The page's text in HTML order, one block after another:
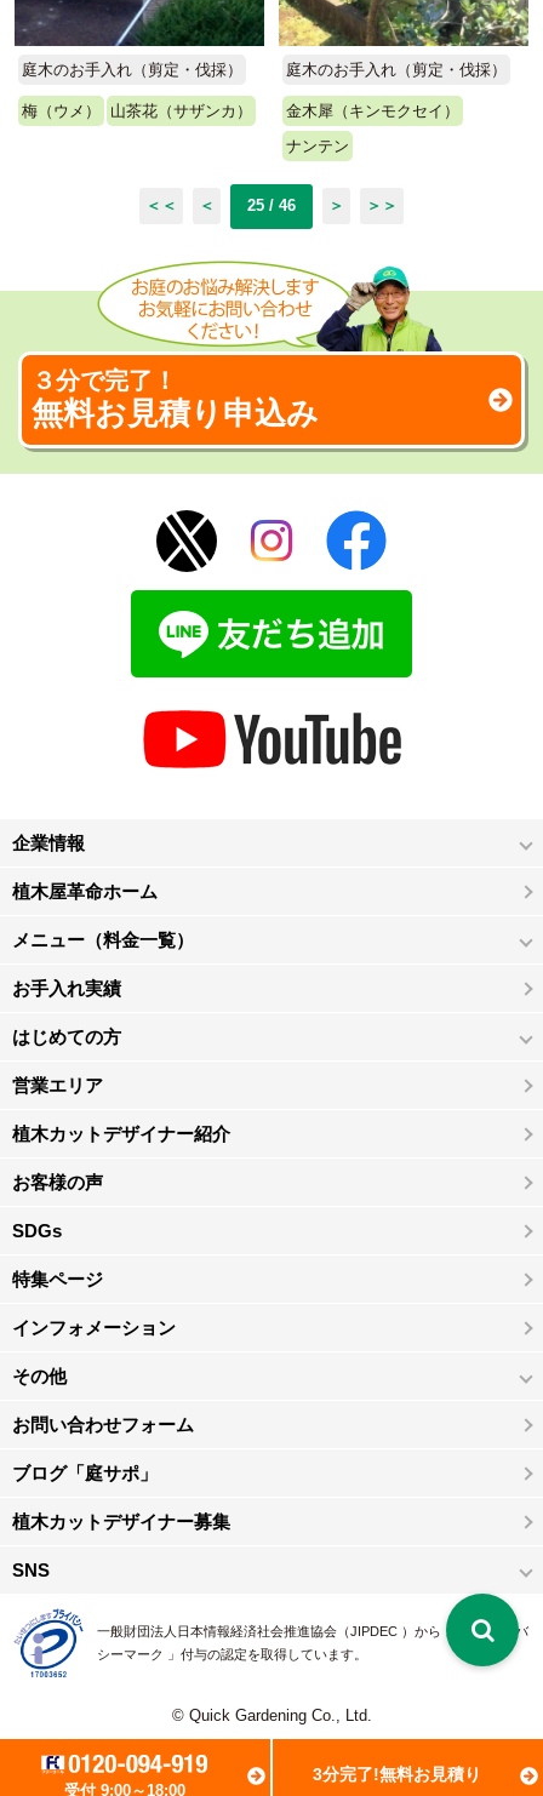
受付 9:00～18:00
3分完了!無料お見積り
庭木のお手入れ（剪定・伐採）
梅（ウメ） 山茶花（サザンカ）
庭木のお手入れ（剪定・伐採）
金木犀（キンモクセイ）
ナンテン
＜＜ ＜ 25 / 46 ＞ ＞＞
３分で完了！
無料お見積り申込み
企業情報
植木屋革命ホーム
メニュー（料金一覧）
お手入れ実績
はじめての方
営業エリア
植木カットデザイナー紹介
お客様の声
SDGs
特集ページ
インフォメーション
その他
お問い合わせフォーム
ブログ「庭サポ」
植木カットデザイナー募集
SNS
一般財団法人日本情報経済社会推進協会（JIPDEC ）から 、「 プライバ
シーマーク 」付与の認定を取得しています。
© Quick Gardening Co., Ltd.